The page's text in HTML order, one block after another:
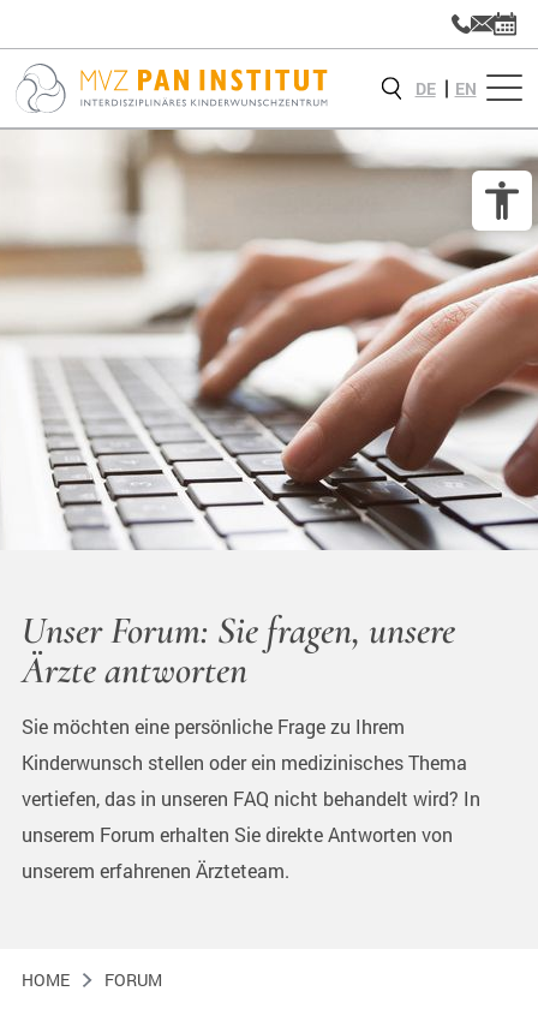
DE EN
Unser Forum: Sie fragen, unsere
Ärzte antworten
Sie möchten eine persönliche Frage zu Ihrem
Kinderwunsch stellen oder ein medizinisches Thema
vertiefen, das in unseren FAQ nicht behandelt wird? In
unserem Forum erhalten Sie direkte Antworten von
unserem erfahrenen Ärzteteam.
HOME FORUM